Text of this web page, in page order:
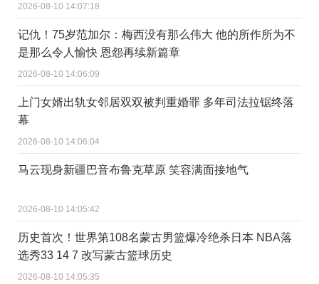
2026-08-10 14:07:18
记仇！75岁范加尔：梅西没有那么伟大 他的所作所为不
是那么令人愉快 恩怨再续新篇章
2026-08-10 14:06:09
上门女婿出轨女邻居双双被判重婚罪 多年司法拉锯终落
幕
2026-08-10 14:06:04
马云现身新疆巴音布鲁克草原 笑容满面接地气
2026-08-10 14:05:42
历史首次！世界第108名蒙古男篮爆冷绝杀日本 NBA落
选秀33 14 7 改写蒙古篮球历史
2026-08-10 14:05:35